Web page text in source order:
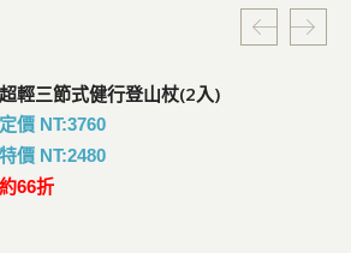
超輕三節式健行登山杖(2入)
定價 NT:3760
特價 NT:2480
約66折